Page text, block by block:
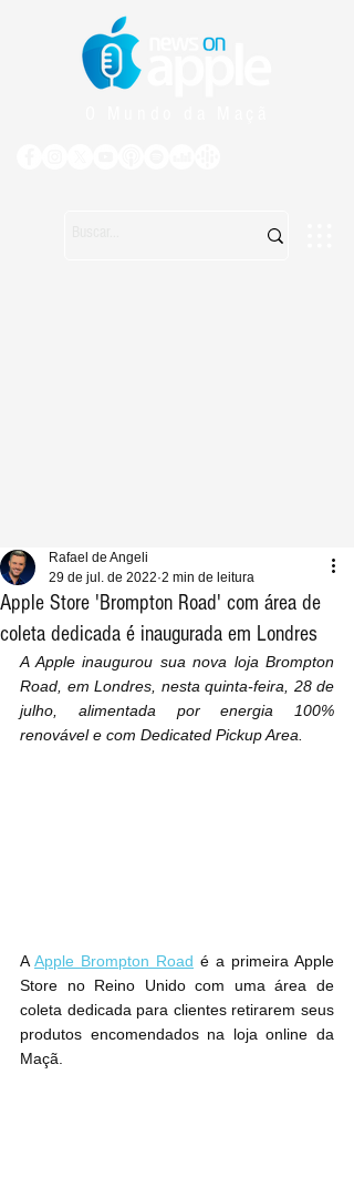
Apple Store 'Brompton Road' com área de
coleta dedicada é inaugurada em Londres
Rafael de Angeli
29 de jul. de 2022 2 min de leitura
A Apple inaugurou sua nova loja Brompton
Road, em Londres, nesta quinta-feira, 28 de
julho, alimentada por energia 100%
renovável e com Dedicated Pickup Area.
A Apple Brompton Road é a primeira Apple
Store no Reino Unido com uma área de
coleta dedicada para clientes retirarem seus
produtos encomendados na loja online da
Maçã.